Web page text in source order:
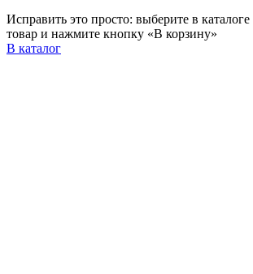
Исправить это просто: выберите в
товар и нажмите кнопку «В корзину»
В каталог